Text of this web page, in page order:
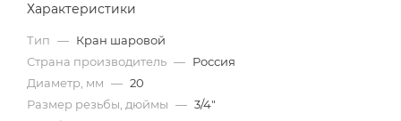
Характеристики
Тип — Кран шаровой
Страна производитель — Россия
Диаметр, мм — 20
Размер резьбы, дюймы — 3/4"